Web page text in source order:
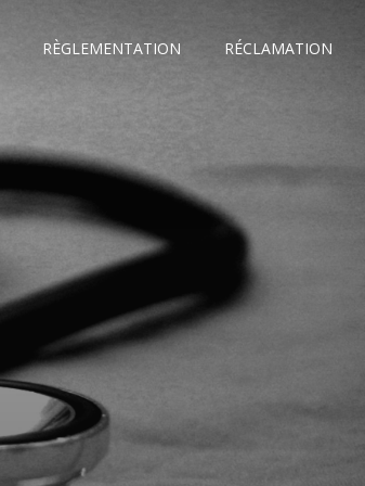
RÈGLEMENTATION RÉCLAMATION